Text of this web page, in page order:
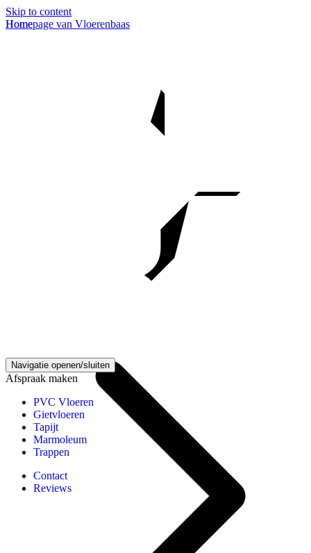
Skip to content
Homepage van Vloerenbaas
Navigatie openen/sluiten
Afspraak maken
PVC Vloeren
Gietvloeren
Tapijt
Marmoleum
Trappen
Contact
Reviews
Home